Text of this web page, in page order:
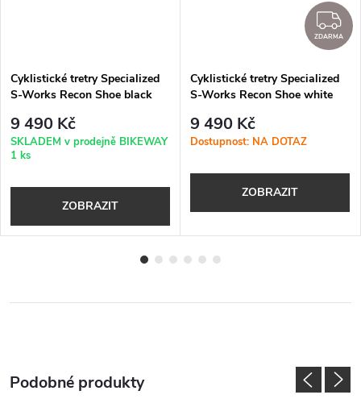
Cyklistické tretry Specialized
S-Works Recon Shoe black
9 490 Kč
SKLADEM v prodejně BIKEWAY
1 ks
ZOBRAZIT
ZDARMA
Cyklistické tretry Specialized
S-Works Recon Shoe white
9 490 Kč
Dostupnost: NA DOTAZ
ZOBRAZIT